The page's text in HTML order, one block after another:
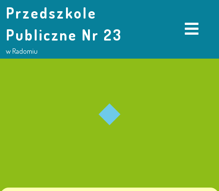
Przedszkole
Publiczne Nr 23
w Radomiu